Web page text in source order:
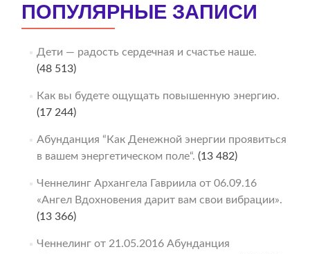
ПОПУЛЯРНЫЕ ЗАПИСИ
Дети — радость сердечная и счастье наше.
(48 513)
Как вы будете ощущать повышенную энергию.
(17 244)
Абунданция “Как Денежной энергии проявиться
в вашем энергетическом поле“. (13 482)
Ченнелинг Архангела Гавриила от 06.09.16
«Ангел Вдохновения дарит вам свои вибрации».
(13 366)
Ченнелинг от 21.05.2016 Абунданция